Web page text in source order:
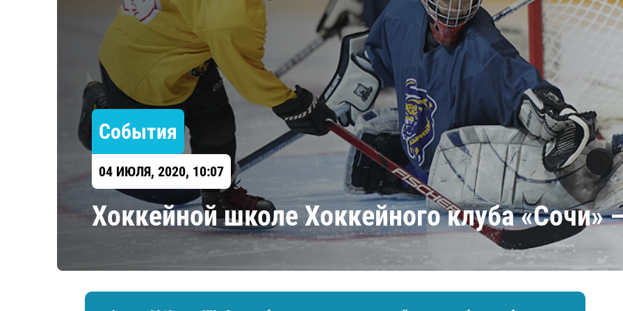
Северсталь
ЦСКА
Шанхайские Драконы
Амур
Барыс
Салават Юлаев
Сибирь
События
04 ИЮЛЯ, 2020, 10:07
Хоккейной школе Хоккейного клуба «Сочи»